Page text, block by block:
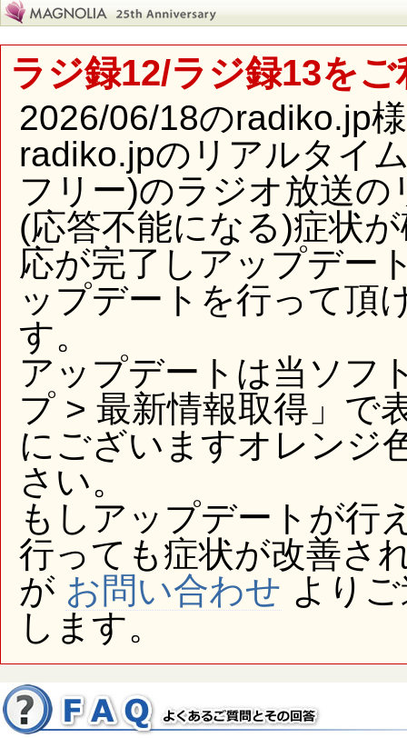
ラジ録12/ラジ録13を
2026/06/18のradiko.jp
radiko.jpのリアルタイ
フリー)のラジオ放送
(応答不能になる)症状
応が完了しアップデー
ップデートを行って頂
す。
アップデートは当ソフ
プ > 最新情報取得」で
にございますオレンジ
さい。
もしアップデートが行
行っても症状が改善さ
が お問い合わせ より
します。